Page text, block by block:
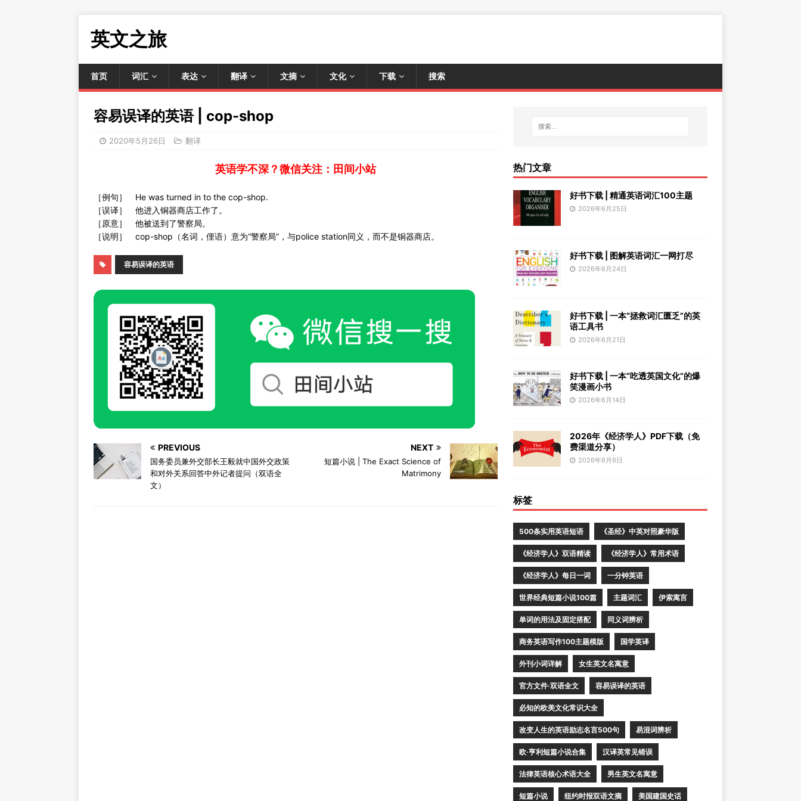
英文之旅
首页 词汇 表达 翻译 文摘 文化 下载 搜索
容易误译的英语 | cop-shop
2020年5月26日 翻译
英语学不深？微信关注：田间小站
［例句］ He was turned in to the cop-shop.
［误译］ 他进入铜器商店工作了。
［原意］ 他被送到了警察局。
［说明］ cop-shop（名词，俚语）意为“警察局”，与police station同义，而不是铜器商店。
容易误译的英语
PREVIOUS
国务委员兼外交部长王毅就中国外交政策
和对外关系回答中外记者提问（双语全
文）
NEXT
短篇小说 | The Exact Science of
Matrimony
热门文章
好书下载 | 精通英语词汇100主题
2026年6月25日
好书下载 | 图解英语词汇一网打尽
2026年6月24日
好书下载 | 一本“拯救词汇匮乏”的英
语工具书
2026年6月21日
好书下载 | 一本“吃透英国文化”的爆
笑漫画小书
2026年6月14日
2026年《经济学人》PDF下载（免
费渠道分享）
2026年6月6日
标签
500条实用英语短语 《圣经》中英对照豪华版
《经济学人》双语精读 《经济学人》常用术语
《经济学人》每日一词 一分钟英语
世界经典短篇小说100篇 主题词汇 伊索寓言
单词的用法及固定搭配 同义词辨析
商务英语写作100主题模版 国学英译
外刊小词详解 女生英文名寓意
官方文件·双语全文 容易误译的英语
必知的欧美文化常识大全
改变人生的英语励志名言500句 易混词辨析
欧·亨利短篇小说合集 汉译英常见错误
法律英语核心术语大全 男生英文名寓意
短篇小说 纽约时报双语文摘 美国建国史话